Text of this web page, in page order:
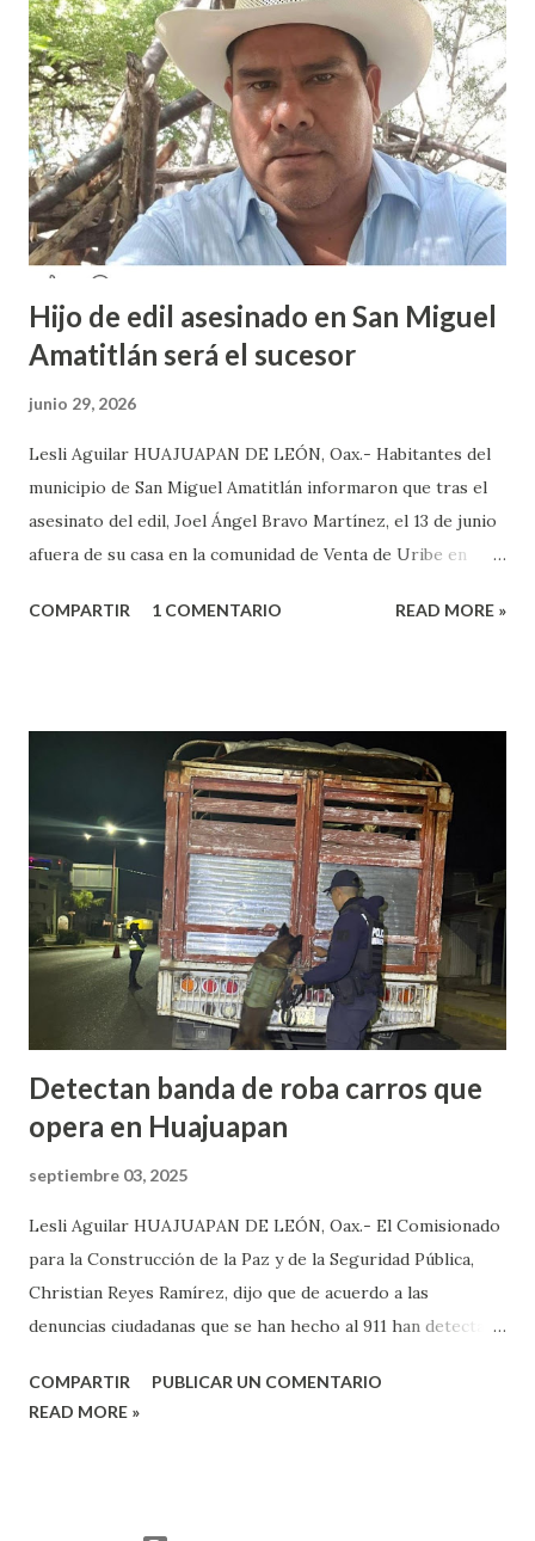
acosos sexual por parte de sus profesores sin que las
autoridades educativas hicieran nada. Valeria Palma informó
que durante los 5 años que llevan realizando la marcha
feminista la Escuela Preparatoria 3 es una de las escuelas
que más denuncias recibe por tema de acosos sexual, por lo
que decidieron acudir a la institución y acuerpar a las e...
Hijo de edil asesinado en San Miguel
Amatitlán será el sucesor
junio 29, 2026
Lesli Aguilar HUAJUAPAN DE LEÓN, Oax.- Habitantes del
municipio de San Miguel Amatitlán informaron que tras el
asesinato del edil, Joel Ángel Bravo Martínez, el 13 de junio
afuera de su casa en la comunidad de Venta de Uribe en
el que tome protesta para poder concluir el gobierno
día, quien sacó un arma de fuego y disparo contra él, por lo
que las lesiones provocadas por este ataque armado
originaron que el edil perdiera la vida en el lugar. Además,
el presidente municipal el 6 de mayo venía viajando sobre la
carretera Huajuapan-Puebla a la altura del municipio de
Petlalcingo , Puebla, cuando sujetos fuertemente armados
lo bajaron de sus camioneta y los secuestraron con fines de
extorsión, donde le pedían una can...
COMPARTIR 1 COMENTARIO READ MORE »
Detectan banda de roba carros que
opera en Huajuapan
septiembre 03, 2025
Lesli Aguilar HUAJUAPAN DE LEÓN, Oax.- El Comisionado
para la Construcción de la Paz y de la Seguridad Pública,
Christian Reyes Ramírez, dijo que de acuerdo a las
denuncias ciudadanas que se han hecho al 911 han detectado
dedican a robar carros y motocicletas, los cuales, operan en
COMPARTIR
PUBLICAR UN COMENTARIO
READ MORE »